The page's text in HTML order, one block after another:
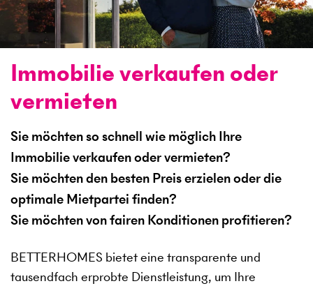
Immobilie verkaufen oder
vermieten
Sie möchten so schnell wie möglich Ihre
Immobilie verkaufen oder vermieten?
Sie möchten den besten Preis erzielen oder die
optimale Mietpartei finden?
Sie möchten von fairen Konditionen profitieren?
BETTERHOMES bietet eine transparente und
tausendfach erprobte Dienstleistung, um Ihre